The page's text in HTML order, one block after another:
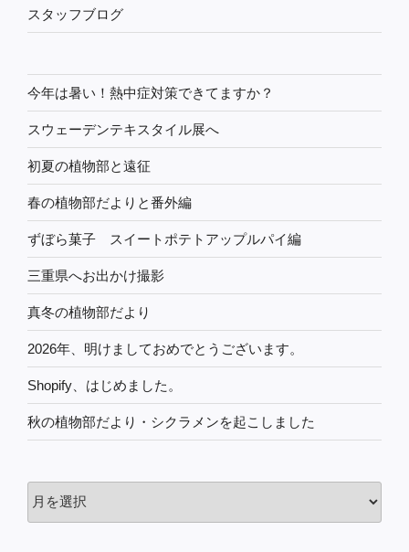
スタッフブログ
今年は暑い！熱中症対策できてますか？
スウェーデンテキスタイル展へ
初夏の植物部と遠征
春の植物部だよりと番外編
ずぼら菓子 スイートポテトアップルパイ編
三重県へお出かけ撮影
真冬の植物部だより
2026年、明けましておめでとうございます。
Shopify、はじめました。
秋の植物部だより・シクラメンを起こしました
去